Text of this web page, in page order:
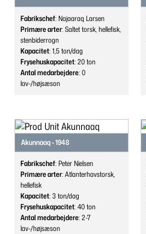
Fabrikschef: Najaaraq Larsen
Primære arter: Saltet torsk, hellefisk,
stenbiderrogn
Kapacitet: 1,5ton/dag
Frysehuskapacitet: 20ton
Antal medarbejdere: 0
lav-/højsæson
Akunnaaq - 1948
Fabrikschef: Peter Nielsen
Primære arter: Atlanterhavstorsk,
hellefisk
Kapacitet: 3ton/dag
Frysehuskapacitet: 40ton
Antal medarbejdere: 2-7
lav-/højsæson